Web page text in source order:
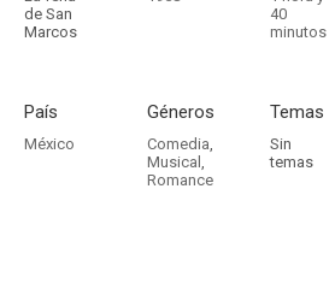
de San
Marcos
40
minutos
País
México
Géneros
Comedia,
Musical ,
Romance
Temas
Sin
temas